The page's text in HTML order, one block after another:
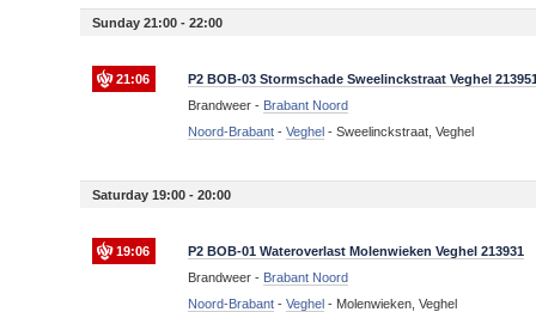
Sunday 21:00 - 22:00
21:06
P2 BOB-03 Stormschade Sweelinckstraat Veghel
Brandweer - Brabant Noord
Noord-Brabant -Veghel -Sweelinckstraat, Veghel
Saturday 19:00 - 20:00
19:06
P2 BOB-01 Wateroverlast Molenwieken Veghel 213931
Brandweer - Brabant Noord
Noord-Brabant -Veghel - Molenwieken, Veghel